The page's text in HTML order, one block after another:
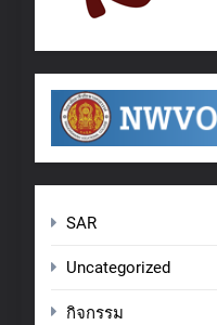
SAR
Uncategorized
กิจกรรม